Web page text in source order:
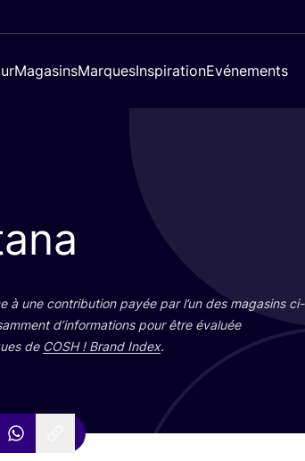
MagasinsMarquesInspirationEvénements
à une contri­bu­tion payée par l’un des maga­sins ci-
d’in­for­ma­tions pour être éva­luée
de COSH! Brand Index.